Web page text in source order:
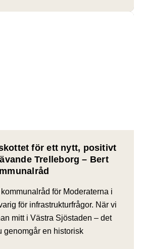
för ett nytt, positivt
Trelleborg – Bert
för Moderaterna i
för infrastrukturfrågor. När vi
mitt i Västra Sjöstaden – det
genomgår en historisk